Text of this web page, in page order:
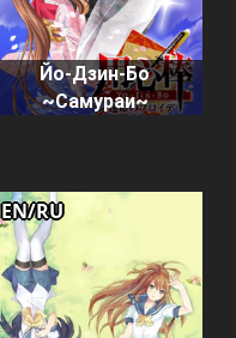
Йо-Дзин-Бо
~Самураи~
EN/RU